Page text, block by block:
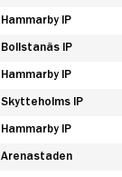
Hammarby IP
Bollstanäs IP
Hammarby IP
Skytteholms IP
Hammarby IP
Arenastaden